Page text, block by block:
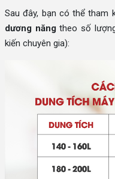
Sau đây, bạn có thể tham
dương năngtheo số
kiến chuyên gia):